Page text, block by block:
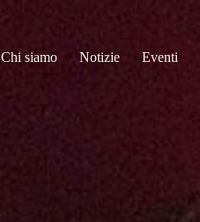
Chi siamo Notizie Eventi